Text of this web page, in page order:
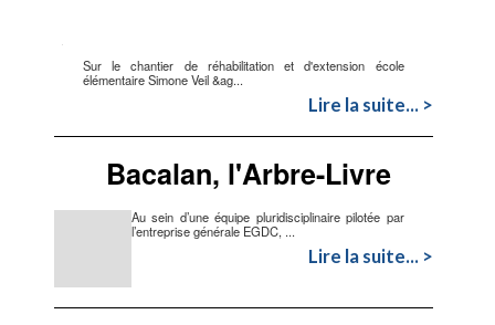
Sur le chantier de réhabilitation et d'extension école
élémentaire Simone Veil &ag...
Lire la suite... >
Bacalan, l'Arbre-Livre
Au sein d’une équipe pluridisciplinaire pilotée par
l’entreprise générale EGDC, ...
Lire la suite... >